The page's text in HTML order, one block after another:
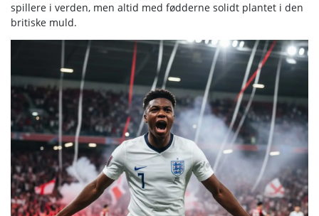
spillere i verden, men altid med fødderne solidt plantet i den
britiske muld.